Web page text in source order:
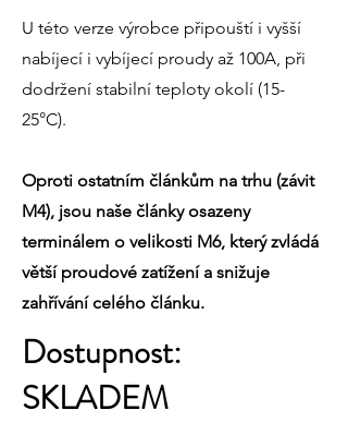
U této verze výrobce připouští i vyšší
nabíjecí i vybíjecí proudy až 100A, při
dodržení stabilní teploty okolí (15-
25°C).
Oproti ostatním článkům na trhu (závit
M4), jsou naše články osazeny
terminálem o velikosti M6, který zvládá
větší proudové zatížení a snižuje
zahřívání celého článku.
Dostupnost:
SKLADEM